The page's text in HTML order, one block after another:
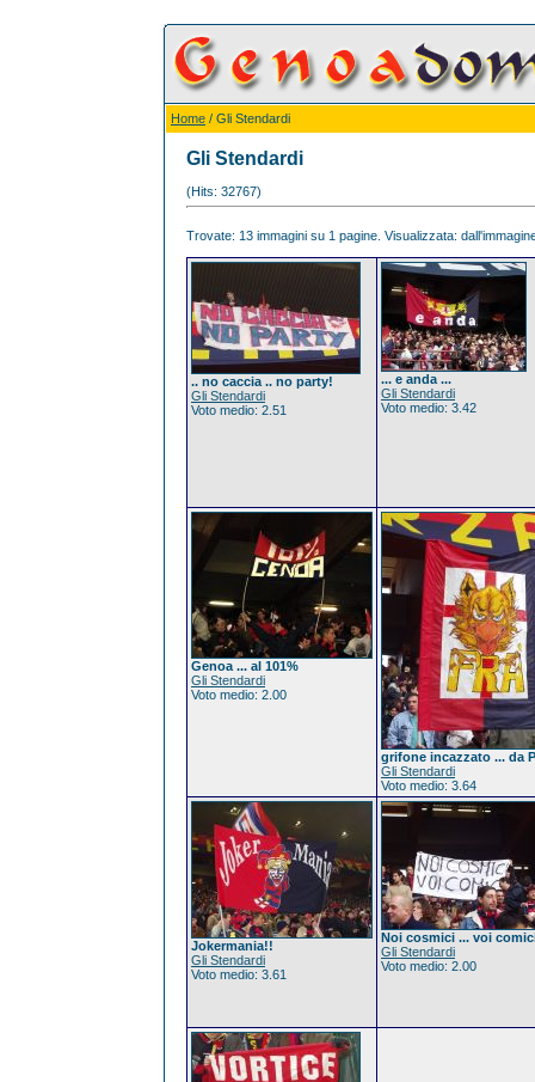
Home / Gli Stendardi
Gli Stendardi
(Hits: 32767)
Trovate: 13 immagini su 1 pagine. Visualizzata:
.. no caccia .. no party!
Gli Stendardi
Voto medio: 2.51
... e anda ...
Gli Stendardi
Voto medio: 3.42
Genoa ... al 101%
Gli Stendardi
Voto medio: 2.00
grifone incazzato ... da
Gli Stendardi
Voto medio: 3.64
Jokermania!!
Gli Stendardi
Voto medio: 3.61
Noi cosmici ... voi
Gli Stendardi
Voto medio: 2.00